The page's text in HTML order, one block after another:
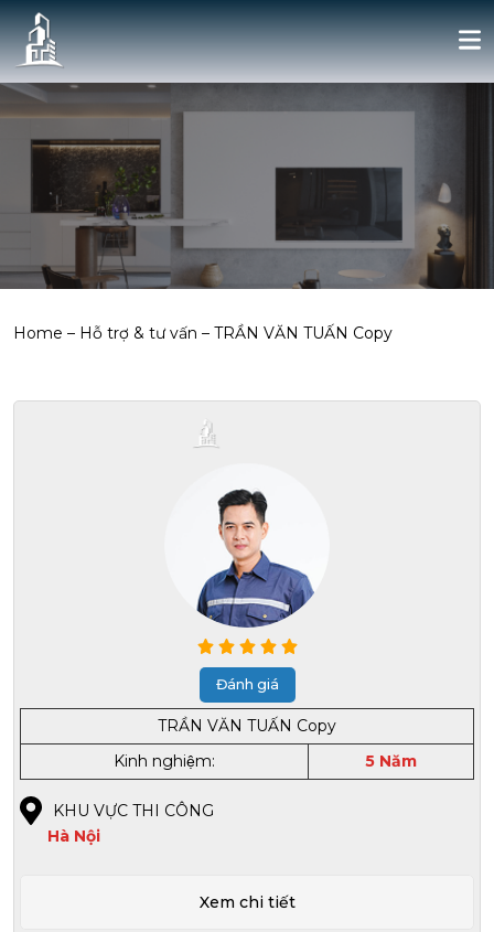
Home – Hỗ trợ & tư vấn – TRẦN VĂN TUẤN Copy
Đánh giá
TRẦN VĂN TUẤN Copy
Kinh nghiệm:
5 Năm
KHU VỰC THI CÔNG
Hà Nội
Xem chi tiết